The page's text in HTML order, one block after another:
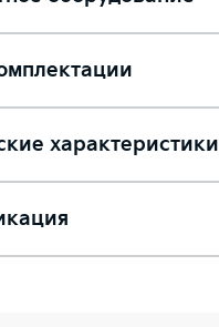
характеристики